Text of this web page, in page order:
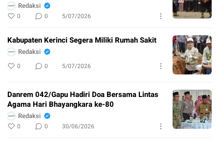
Redaksi
0 0 5/07/2026
Kabupaten Kerinci Segera Miliki Rumah Sakit
Redaksi
0 0 5/07/2026
Danrem 042/Gapu Hadiri Doa Bersama Lintas
Agama Hari Bhayangkara ke-80
Redaksi
0 0 30/06/2026